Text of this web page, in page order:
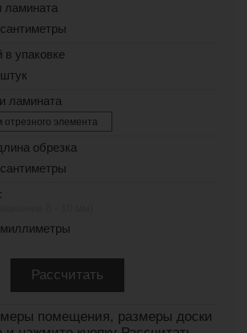
ламината
сантиметры
в упаковке
штук
ламината
обрезка
сантиметры
миллиметры
помещения, размеры доски